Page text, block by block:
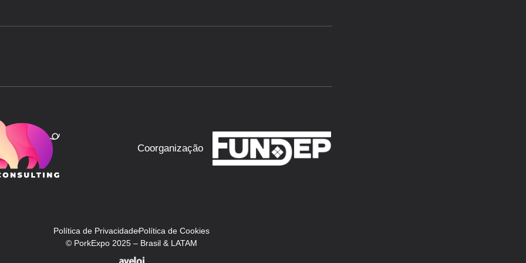
Coorganização
Política de PrivacidadePolítica de Cookies
© PorkExpo 2025 – Brasil & LATAM